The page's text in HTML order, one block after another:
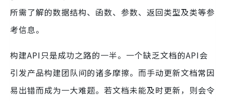
所需了解的数据结构、函数、参数、返回类型及类等参
考信息。
构建API只是成功之路的一半。一个缺乏文档的API会
引发产品构建团队间的诸多摩擦。而手动更新文档常因
易出错而成为一大难题。若文档未能及时更新，则会令